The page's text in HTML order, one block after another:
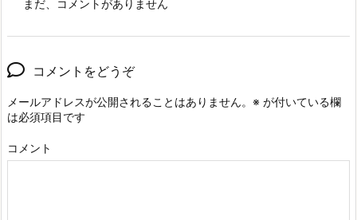
まだ、コメントがありません
コメントをどうぞ
メールアドレスが公開されることはありません。 ※ が付いている欄
は必須項目です
コメント